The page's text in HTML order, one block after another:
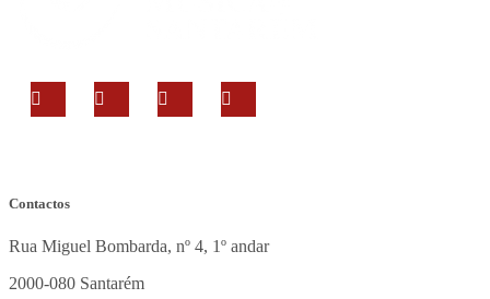
Contactos
Rua Miguel Bombarda, nº 4, 1º andar
2000-080 Santarém